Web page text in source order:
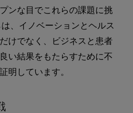
ンな目でこれらの課題に挑
、イノベーションとヘルス
けでなく、ビジネスと患者
い結果をもたらすために不
明しています。